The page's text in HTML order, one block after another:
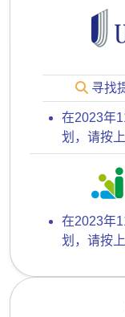
寻找
在2023年
划，请按
在2023年
划，请按